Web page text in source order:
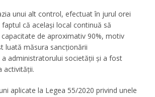
unui alt control, efectuat în jurul orei
că același local continuă să
de aproximativ 90%, motiv
luată măsura sancționării
administratorului societății și a fost
activității.
aplicate la Legea 55/2020 privind unele